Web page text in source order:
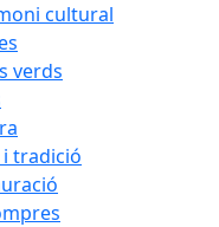
cultural
verds
i tradició